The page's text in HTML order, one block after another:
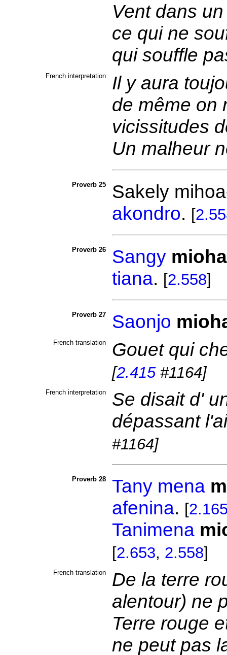
Vent dans
ce qui ne
qui souffle
French interpretation
Il y aura
de même on
vicissitudes
Un malheur
Proverb 25 Sakely
akondro. [
Proverb 26 Sangy
tiana. [2.558]
Proverb 27 Saonjo
French translation Gouet qui
[2.415#1164]
French interpretation
Se disait d'
dépassant
#1164]
Proverb 28 Tany mena
afenina. [
Tanimena
[2.653, 2.558]
French translation
De la terre
alentour) ne
Terre rouge
ne peut pas